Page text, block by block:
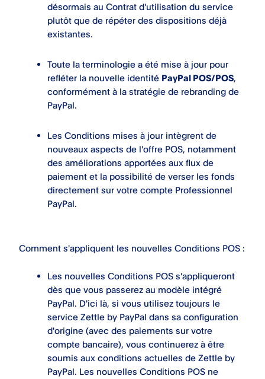
désormais au Contrat d'utilisation du service
plutôt que de répéter des dispositions déjà
existantes.
Toute la terminologie a été mise à jour pour
refléter la nouvelle identité PayPal POS/POS,
conformément à la stratégie de rebranding de
PayPal.
Les Conditions mises à jour intègrent de
nouveaux aspects de l'offre POS, notamment
des améliorations apportées aux flux de
paiement et la possibilité de verser les fonds
directement sur votre compte Professionnel
PayPal.
Comment s'appliquent les nouvelles Conditions POS :
Les nouvelles Conditions POS s'appliqueront
dès que vous passerez au modèle intégré
PayPal. D'ici là, si vous utilisez toujours le
service Zettle by PayPal dans sa configuration
d'origine (avec des paiements sur votre
compte bancaire), vous continuerez à être
soumis aux conditions actuelles de Zettle by
PayPal. Les nouvelles Conditions POS ne